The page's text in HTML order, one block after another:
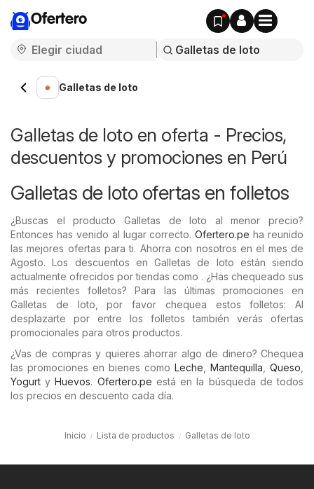
Ofertero
Galletas de loto
Galletas de loto en oferta - Precios,
descuentos y promociones en Perú
Galletas de loto ofertas en folletos
¿Buscas el producto Galletas de loto al menor precio?
Entonces has venido al lugar correcto.Ofertero.pe ha reunido
las mejores ofertas para ti. Ahorra con nosotros en el mes de
Agosto. Los descuentos en Galletas de loto están siendo
actualmente ofrecidos por tiendas como . ¿Has chequeado sus
más recientes folletos? Para las últimas promociones en
Galletas de loto, por favor chequea estos folletos: Al
desplazarte por entre los folletos también verás ofertas
promocionales para otros productos.
¿Vas de compras y quieres ahorrar algo de dinero? Chequea
las promociones en bienes como Leche Mantequilla Queso
Yogurt yHuevos. Ofertero.pe está en la búsqueda de todos
los precios en descuento cada día.
Inicio Lista de productos Galletas de loto